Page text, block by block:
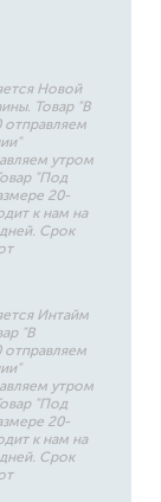
Новой
Товар "В
отправляем
утром
"Под
20-
к нам на
Срок
Интайм
"В
отправляем
утром
"Под
20-
к нам на
Срок